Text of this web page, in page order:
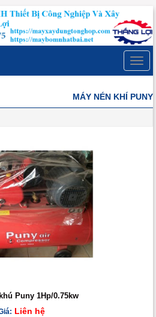
MÁY NÉN KHÍ PUNY
Puny 1Hp/0.75kw
Liên hệ